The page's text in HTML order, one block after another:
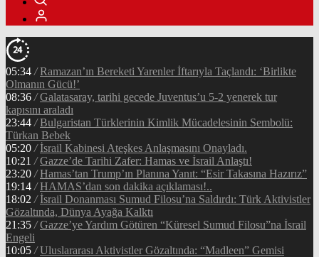
05:34 / Ramazan’ın Bereketi Yarenler İftarıyla Taçlandı: ‘Birlikte
Olmanın Gücü!’
08:36 / Galatasaray, tarihi gecede Juventus’u 5-2 yenerek tur
kapısını araladı
23:44 / Bulgaristan Türklerinin Kimlik Mücadelesinin Sembolü:
Türkan Bebek
05:20 / İsrail Kabinesi Ateşkes Anlaşmasını Onayladı.
10:21 / Gazze’de Tarihi Zafer: Hamas ve İsrail Anlaştı!
23:20 / Hamas’tan Trump’ın Planına Yanıt: “Esir Takasına Hazırız”
19:14 / HAMAS’dan son dakika açıklaması!..
18:02 / İsrail Donanması Sumud Filosu’na Saldırdı: Türk Aktivistler
Gözaltında, Dünya Ayağa Kalktı
21:35 / Gazze’ye Yardım Götüren “Küresel Sumud Filosu”na İsrail
Engeli
10:05 / Uluslararası Aktivistler Gözaltında: “Madleen” Gemisi